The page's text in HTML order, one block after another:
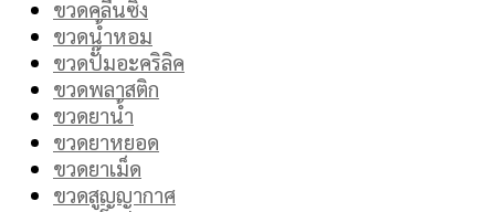
ขวดคลีนซิ่ง
ขวดน้ำหอม
ขวดปั๊มอะคริลิค
ขวดพลาสติก
ขวดยาน้ำ
ขวดยาหยอด
ขวดยาเม็ด
ขวดสูญญากาศ